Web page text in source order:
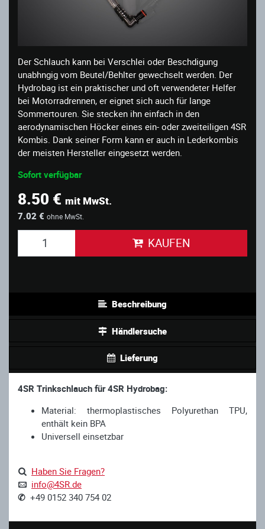
Der Schlauch kann bei Verschlei oder Beschdigung
unabhngig vom Beutel/Behlter gewechselt werden. Der
Hydrobag ist ein praktischer und oft verwendeter Helfer
bei Motorradrennen, er eignet sich auch für lange
Sommertouren. Sie stecken ihn einfach in den
aerodynamischen Höcker eines ein- oder zweiteiligen 4SR
Kombis. Dank seiner Form kann er auch in Lederkombis
der meisten Hersteller eingesetzt werden.
Sofort verfügbar
8.50 € mit MwSt.
7.02 € ohne MwSt.
KAUFEN
Beschreibung
Händlersuche
Lieferung
4SR Trinkschlauch für 4SR Hydrobag:
Material: thermoplastisches Polyurethan TPU,
enthält kein BPA
Universell einsetzbar
Haben Sie Fragen?
info@4SR.de
✆ +49 0152 340 754 02